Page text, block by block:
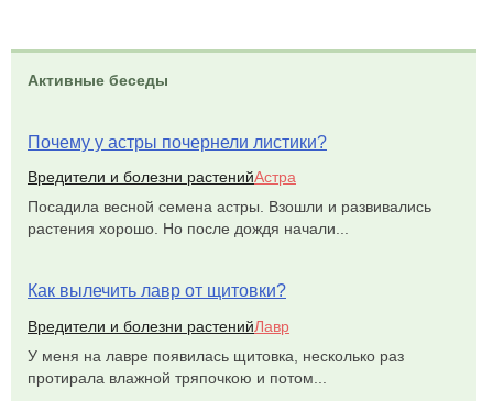
Активные беседы
Почему у астры почернели листики?
Вредители и болезни растенийАстра
Посадила весной семена астры. Взошли и развивались
растения хорошо. Но после дождя начали...
Как вылечить лавр от щитовки?
Вредители и болезни растенийЛавр
У меня на лавре появилась щитовка, несколько раз
протирала влажной тряпочкою и потом...